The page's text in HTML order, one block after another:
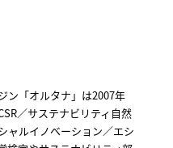
ン「オルタナ」は2007年
／サステナビリティ自然
ャルイノベーション／エシ